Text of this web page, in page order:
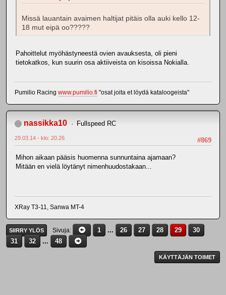
Missä lauantain avaimen haltijat pitäis olla auki kello 12-
18 mut eipä oo?????
Pahoittelut myöhästyneestä ovien avauksesta, oli pieni
tietokatkos, kun suurin osa aktiiveista on kisoissa Nokialla.
Pumilio Racing www.pumilio.fi "osat joita et löydä kataloogeista"
nassikka10 Fullspeed RC
#869
29.03.14 - klo: 20.26
Mihon aikaan pääsis huomenna sunnuntaina ajamaan?
Mitään en vielä löytänyt nimenhuudostakaan...
XRay T3-11, Sanwa MT-4
SIIRRY YLÖS Sivuja 1 ... 26 27 28 29
30
31
32 ... 48
KÄYTTÄJÄN TOIMET